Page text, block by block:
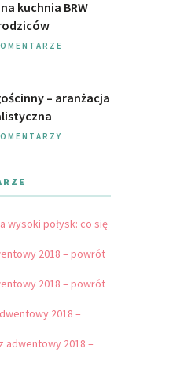
kuchnia BRW
– aranżacja
wysoki połysk: co się
2018 – powrót
2018 – powrót
2018 –
adwentowy 2018 –